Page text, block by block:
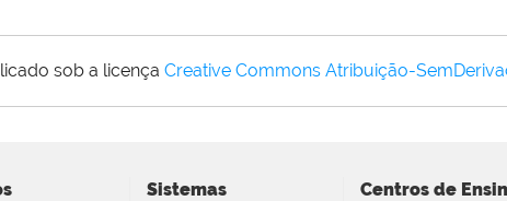
sob a licença Creative Commons Atribuição-
Sistemas Centros de